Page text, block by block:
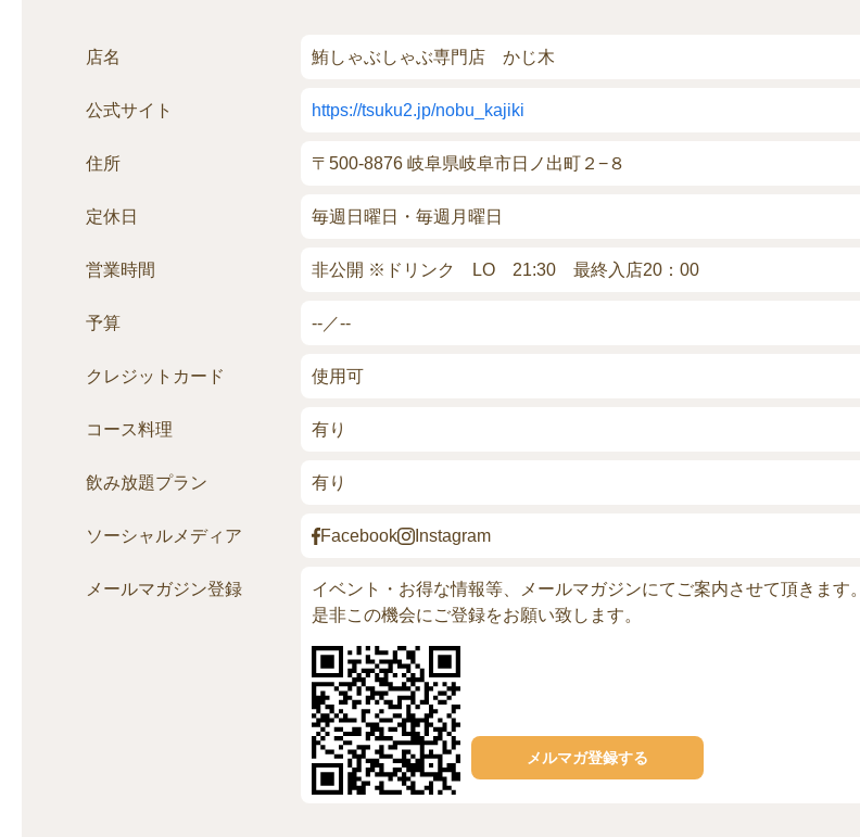
店名 鮪しゃぶしゃぶ専門店 かじ木
公式サイト https://tsuku2.jp/nobu_kajiki
住所 〒500-8876 岐阜県岐阜市日ノ出町２−８
定休日 毎週日曜日・毎週月曜日
営業時間 非公開 ※ドリンク LO 21:30 最終入店20：00
予算 --／--
クレジッ トカード 使用可
コース料理 有り
飲み放題プラン 有り
ソーシャル メディア Facebook Instagram
メールマガジン登録
イベント・お得な情報等、メールマガジンにてご案内させて頂きます。
是非この機会にご登録をお願い致します。
メルマガ登録する